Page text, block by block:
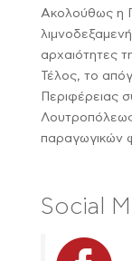
Ακολούθως η
αρχαιότητες
Τέλος, το
Περιφέρειας
παραγωγικών
Social